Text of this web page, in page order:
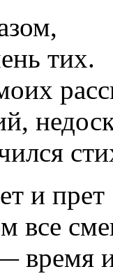
тих.
и прет
все
время